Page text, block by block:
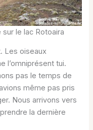
le lac Rotoaira
Les oiseaux
l’omniprésent tui.
pas le temps de
même pas pris
Nous arrivons vers
la dernière